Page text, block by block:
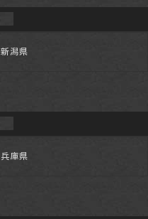
新潟県
兵庫県